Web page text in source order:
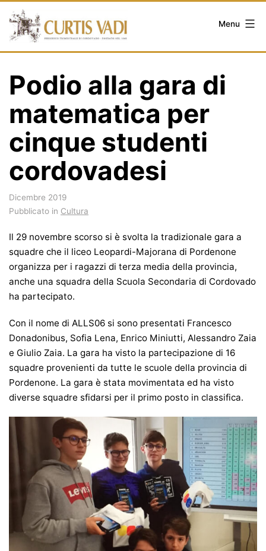
Salta
contenuto
Menu
Podio alla gara di
matematica per
cinque studenti
cordovadesi
Dicembre 2019
Pubblicato in Cultura
Il 29 novembre scorso si è svolta la tradizionale gara a
squadre che il liceo Leopardi-Majorana di Pordenone
organizza per i ragazzi di terza media della provincia,
anche una squadra della Scuola Secondaria di Cordovado
ha partecipato.
Con il nome di ALLS06 si sono presentati Francesco
Donadonibus, Sofia Lena, Enrico Miniutti, Alessandro Zaia
e Giulio Zaia. La gara ha visto la partecipazione di 16
squadre provenienti da tutte le scuole della provincia di
Pordenone. La gara è stata movimentata ed ha visto
diverse squadre sfidarsi per il primo posto in classifica.